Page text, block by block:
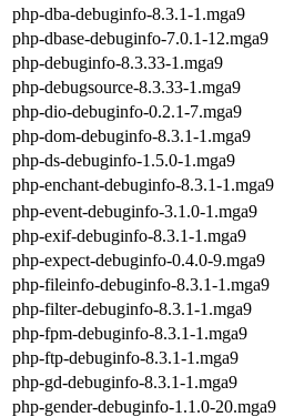
php-dba-debuginfo-8.3.1-1.mga9
php-dbase-debuginfo-7.0.1-12.mga9
php-debuginfo-8.3.33-1.mga9
php-debugsource-8.3.33-1.mga9
php-dio-debuginfo-0.2.1-7.mga9
php-dom-debuginfo-8.3.1-1.mga9
php-ds-debuginfo-1.5.0-1.mga9
php-enchant-debuginfo-8.3.1-1.mga9
php-event-debuginfo-3.1.0-1.mga9
php-exif-debuginfo-8.3.1-1.mga9
php-expect-debuginfo-0.4.0-9.mga9
php-fileinfo-debuginfo-8.3.1-1.mga9
php-filter-debuginfo-8.3.1-1.mga9
php-fpm-debuginfo-8.3.1-1.mga9
php-ftp-debuginfo-8.3.1-1.mga9
php-gd-debuginfo-8.3.1-1.mga9
php-gender-debuginfo-1.1.0-20.mga9